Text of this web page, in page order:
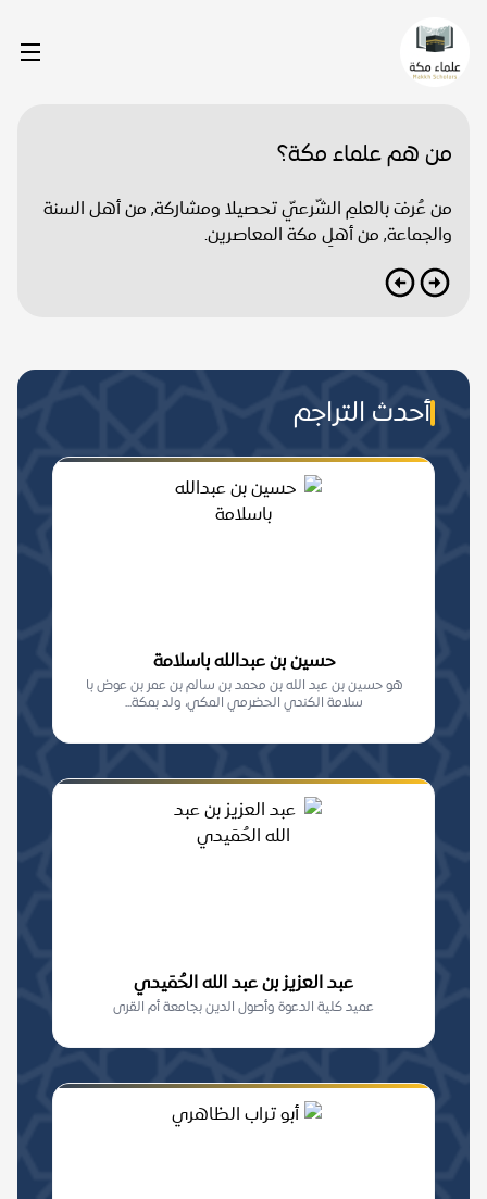
من هم علماء مكة؟
من عُرفَ بالعلمِ الشّرعيّ تحصيلا ومشاركة, من أهل السنة
والجماعة, من أهلِ مكة المعاصرين.
أحدث التراجم
حسين بن عبدالله باسلامة
هو حسين بن عبد الله بن محمد بن سالم بن عمر بن عوض با
سلامة الكندي الحضرمي المكي، ولد بمكة...
عبد العزيز بن عبد الله الحُمَيدي
عميد كلية الدعوة وأصول الدين بجامعة أم القرى